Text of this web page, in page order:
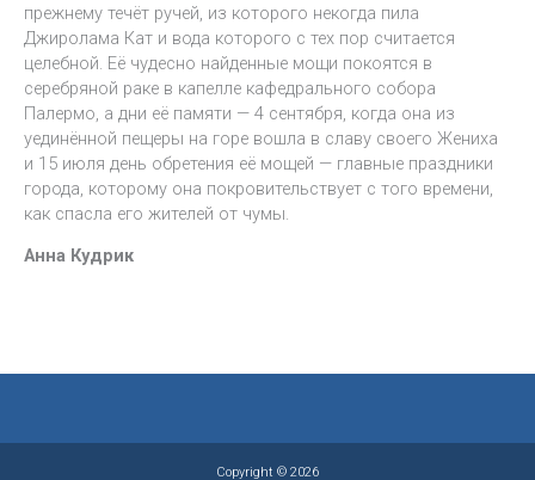
прежнему течёт ручей, из которого некогда пила
Джиролама Кат и вода которого с тех пор считается
целебной. Её чудесно найденные мощи покоятся в
серебряной раке в капелле кафедрального собора
Палермо, а дни её памяти — 4 сентября, когда она из
уединённой пещеры на горе вошла в славу своего Жениха
и 15 июля день обретения её мощей — главные праздники
города, которому она покровительствует с того времени,
как спасла его жителей от чумы.
Анна Кудрик
Copyright © 2026